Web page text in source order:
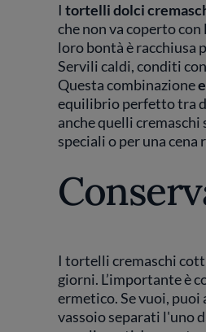
I tortelli dolci
che non va coperto
loro bontà è racchiusa
Servili caldi, conditi
Questa combinazione
equilibrio perfetto tra
anche quelli
speciali o per una cena
I tortelli cremaschi
giorni. L’importante è
ermetico. Se vuoi, puoi
vassoio separati l'uno